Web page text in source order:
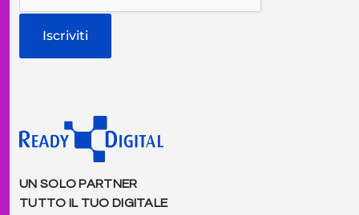
UN SOLO PARTNER
TUTTO IL TUO DIGITALE